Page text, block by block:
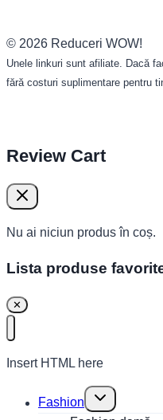
© 2026 Reduceri WOW!
Unele linkuri sunt afiliate. Dacă
fără costuri suplimentare pentru
Review Cart
Nu ai niciun produs în coș.
Lista produse
✕
Insert HTML here
Fashion
Toggle
menu